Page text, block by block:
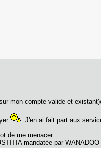
mon compte valide et
.J'en ai fait part aux
de me menacer
mandatée par